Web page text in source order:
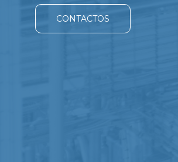
CONTACTOS